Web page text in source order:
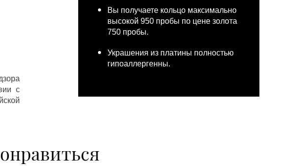
с
Вы получаете кольцо максимально
высокой 950 пробы по цене золота
750 пробы.
Украшения из платины полностью
гипоаллергенны.